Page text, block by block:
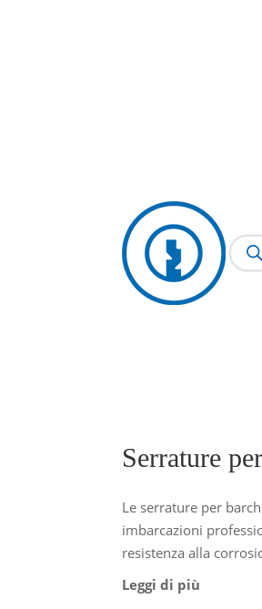
Serrature
Le serrature per
imbarcazioni
resistenza alla
meccaniche
con spessori